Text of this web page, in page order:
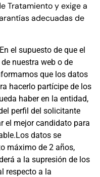
Tratamiento y exige a
adecuadas de
En el supuesto de que el
nuestra web o de
que los datos
hacerlo partícipe de los
haber en la entidad,
perfil del solicitante
el mejor candidato para
datos se
máximo de 2 años,
a la supresión de los
respecto a la